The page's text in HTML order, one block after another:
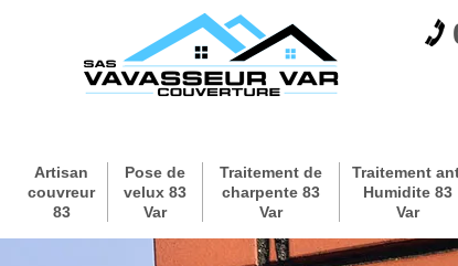
Artisan
couvreur
83
Pose de
velux 83
Var
Traitement de
charpente 83
Var
Traitement
Humidite 83
Var